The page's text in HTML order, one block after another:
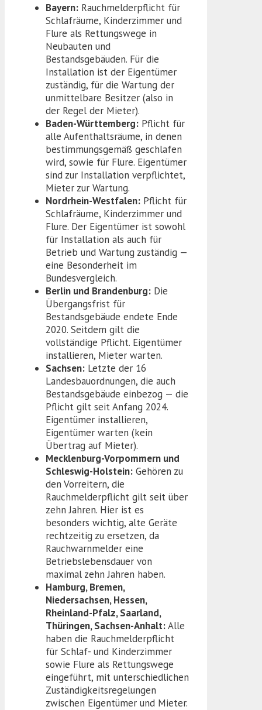
Bayern: Rauchmelderpflicht für
Schlafräume, Kinderzimmer und
Flure als Rettungswege in
Neubauten und
Bestandsgebäuden. Für die
Installation ist der Eigentümer
zuständig, für die Wartung der
unmittelbare Besitzer (also in
der Regel der Mieter).
Baden-Württemberg: Pflicht für
alle Aufenthaltsräume, in denen
bestimmungsgemäß geschlafen
wird, sowie für Flure. Eigentümer
sind zur Installation verpflichtet,
Mieter zur Wartung.
Nordrhein-Westfalen: Pflicht für
Schlafräume, Kinderzimmer und
Flure. Der Eigentümer ist sowohl
für Installation als auch für
Betrieb und Wartung zuständig —
eine Besonderheit im
Bundesvergleich.
Berlin und Brandenburg: Die
Übergangsfrist für
Bestandsgebäude endete Ende
2020. Seitdem gilt die
vollständige Pflicht. Eigentümer
installieren, Mieter warten.
Sachsen: Letzte der 16
Landesbauordnungen, die auch
Bestandsgebäude einbezog — die
Pflicht gilt seit Anfang 2024.
Eigentümer installieren,
Eigentümer warten (kein
Übertrag auf Mieter).
Mecklenburg-Vorpommern und
Schleswig-Holstein: Gehören zu
den Vorreitern, die
Rauchmelderpflicht gilt seit über
zehn Jahren. Hier ist es
besonders wichtig, alte Geräte
rechtzeitig zu ersetzen, da
Rauchwarnmelder eine
Betriebslebensdauer von
maximal zehn Jahren haben.
Hamburg, Bremen,
Niedersachsen, Hessen,
Rheinland-Pfalz, Saarland,
Thüringen, Sachsen-Anhalt:Alle
haben die Rauchmelderpflicht
für Schlaf- und Kinderzimmer
sowie Flure als Rettungswege
eingeführt, mit unterschiedlichen
Zuständigkeitsregelungen
zwischen Eigentümer und Mieter.